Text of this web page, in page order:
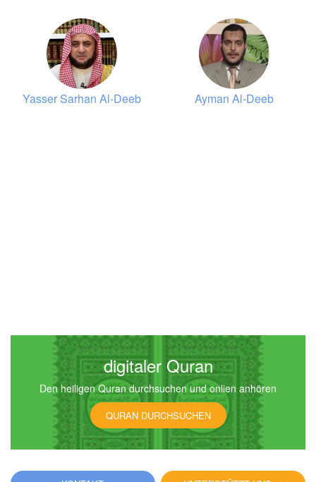
Ayman Al-Deeb
Yasser Sarhan Al-Deeb
digitaler Quran
Den heiligen Quran durchsuchen und onlien anhören
QURAN DURCHSUCHEN